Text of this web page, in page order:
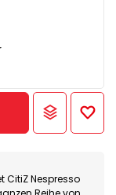
CitiZ Nespresso